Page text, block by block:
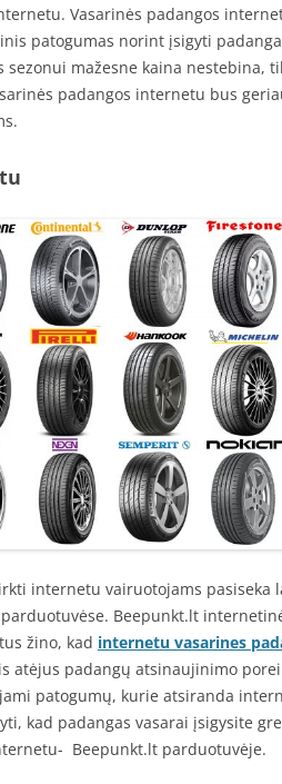
Vasarinės padangos
patogumas norint įsigyti
sezonui mažesne kaina nestebina,
padangos internetu bus
internetu vairuotojams pasiseka
Beepunkt.lt
žino, kad internetu vasarines
atėjus padangų atsinaujinimo
patogumų, kurie atsiranda
kad padangas vasarai įsigysite
Beepunkt.lt parduotuvėje.